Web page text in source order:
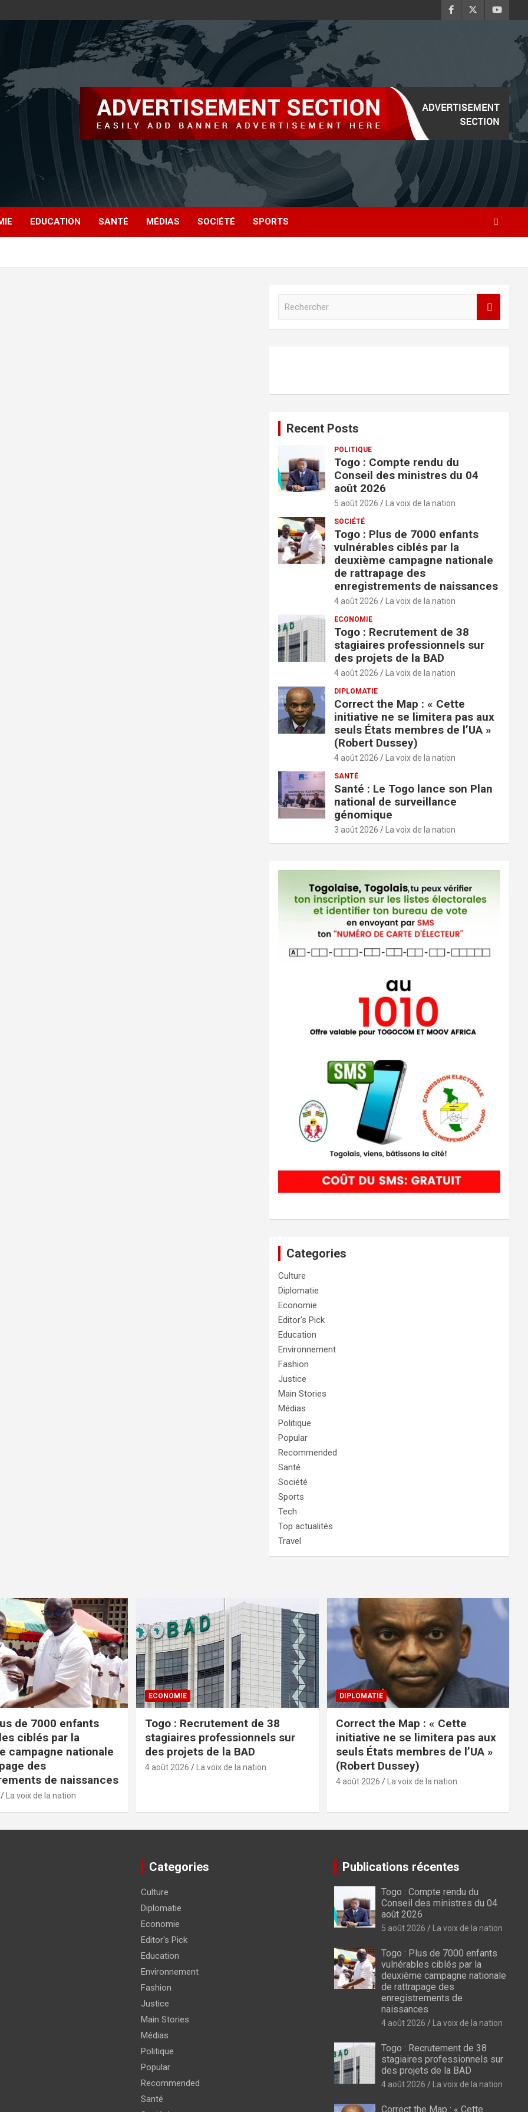
EDUCATION SANTÉ MÉDIAS SOCIÉTÉ SPORTS
Recent Posts
POLITIQUE
Togo : Compte rendu du
Conseil des ministres du 04
août 2026
5 août 2026 La voix de la nation
SOCIÉTÉ
Togo : Plus de 7000 enfants
vulnérables ciblés par la
deuxième campagne nationale
de rattrapage des
enregistrements de naissances
4 août 2026 La voix de la nation
ECONOMIE
Togo : Recrutement de 38
stagiaires professionnels sur
des projets de la BAD
4 août 2026 La voix de la nation
DIPLOMATIE
Correct the Map : « Cette
initiative ne se limitera pas aux
seuls États membres de l’UA »
(Robert Dussey)
4 août 2026 La voix de la nation
SANTÉ
Santé : Le Togo lance son Plan
national de surveillance
génomique
3 août 2026 La voix de la nation
Categories
Culture
Diplomatie
Economie
Editor's Pick
Education
Environnement
Fashion
Justice
Main Stories
Médias
Politique
Popular
Recommended
Santé
Société
Sports
Tech
Top actualités
Travel
de 7000 enfants
ciblés par la
campagne nationale
des
de naissances
La voix de la nation
ECONOMIE
Togo : Recrutement de 38
stagiaires professionnels sur
des projets de la BAD
4 août 2026 La voix de la nation
DIPLOMATIE
Correct the Map : « Cette
initiative ne se limitera pas aux
seuls États membres de l’UA »
(Robert Dussey)
4 août 2026 La voix de la nation
Categories
Culture
Diplomatie
Economie
Editor's Pick
Education
Environnement
Fashion
Justice
Main Stories
Médias
Politique
Popular
Recommended
Santé
Publications récentes
Togo : Compte rendu du
Conseil des ministres du 04
août 2026
5 août 2026 La voix de la nation
Togo : Plus de 7000 enfants
vulnérables ciblés par la
deuxième campagne nationale
de rattrapage des
enregistrements de
naissances
4 août 2026 La voix de la nation
Togo : Recrutement de 38
stagiaires professionnels sur
des projets de la BAD
4 août 2026 La voix de la nation
Correct the Map : « Cette